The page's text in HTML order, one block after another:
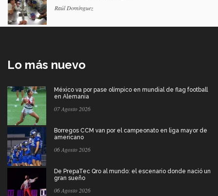
Raúl Domínguez
Lo más nuevo
México va por pase olímpico en mundial de flag football
en Alemania
07 Agosto 2026
Borregos CCM van por el campeonato en liga mayor de
americano
06 Agosto 2026
De PrepaTec Qro al mundo: el escenario donde nació un
gran sueño
06 Agosto 2026